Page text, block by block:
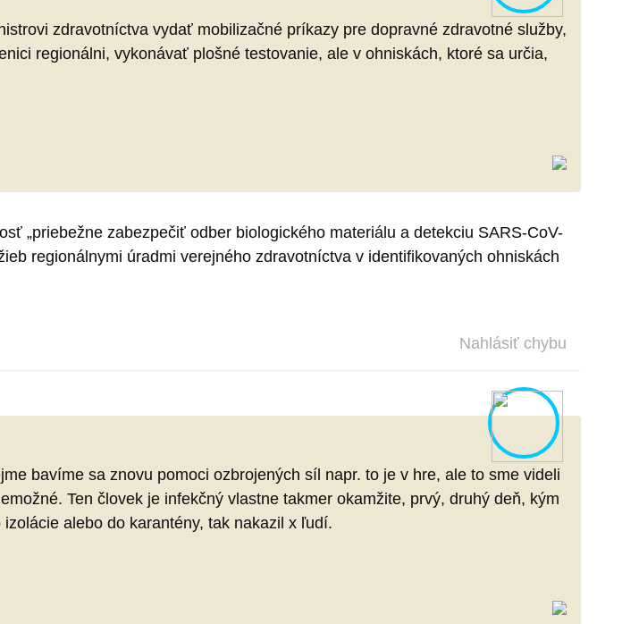
zdravotníctva vydať mobilizačné príkazy pre dopravné zdravotné služby,
regionálni, vykonávať plošné testovanie, ale v ohniskách, ktoré sa určia,
„priebežne zabezpečiť odber biologického materiálu a detekciu SARS-CoV-
regionálnymi úradmi verejného zdravotníctva v identifikovaných ohniskách
Nahlásiť chybu
bavíme sa znovu pomoci ozbrojených síl napr. to je v hre, ale to sme videli
Ten človek je infekčný vlastne takmer okamžite, prvý, druhý deň, kým
alebo do karantény, tak nakazil x ľudí.